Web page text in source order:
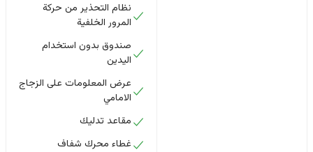
نظام التحذير من حركة
المرور الخلفية
صندوق بدون استخدام
اليدين
عرض المعلومات على الزجاج
الامامي
مقاعد تدليك
غطاء محرك شفاف